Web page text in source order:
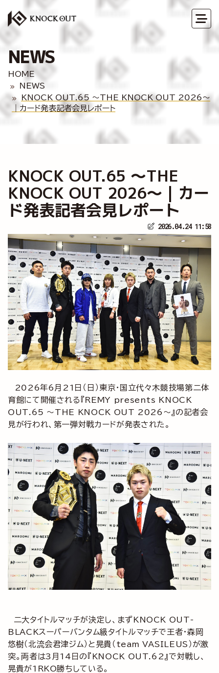
NEWS
HOME
NEWS
KNOCK OUT.65 ～THE KNOCK OUT 2026～
｜カード発表記者会見レポート
KNOCK OUT.65 ～THE
KNOCK OUT 2026～｜カー
ド発表記者会見レポート
2026.04.24 11:58
2026年6月21日（日）東京・国立代々木競技場第二体
育館にて開催される『REMY presents KNOCK
OUT.65 ～THE KNOCK OUT 2026～』の記者会
見が行われ、第一弾対戦カードが発表された。
二大タイトルマッチが決定し、まずKNOCK OUT-
BLACKスーパーバンタム級タイトルマッチで王者・森岡
悠樹（北流会君津ジム）と晃貴（team VASILEUS）が激
突。両者は3月14日の『KNOCK OUT.62』で対戦し、
晃貴が1RKO勝ちしている。